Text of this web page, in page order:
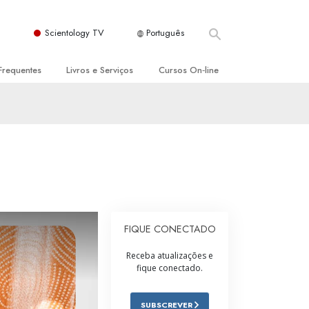
Scientology TV Português
Livros e Serviços
Introdutórios
Cursos On‑line
Ajudas para Doenças e Ferimentos
Integridade e Honestidade
Casamento
A Escala de Tom Emocional
FIQUE CONECTADO
Receba atualizações e
fique conectado.
SUBSCREVER